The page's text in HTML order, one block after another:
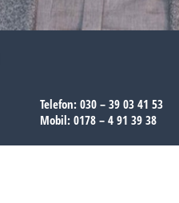
Telefon: 030 – 39 03 41 53
Mobil: 0178 – 4 91 39 38